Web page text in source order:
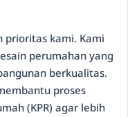
prioritas kami. Kami
perumahan yang
berkualitas.
proses
(KPR) agar lebih